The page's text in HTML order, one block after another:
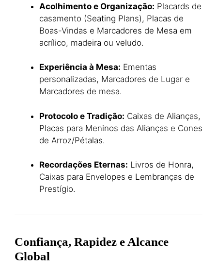
Acolhimento e Organização: Placards de
casamento (Seating Plans), Placas de
Boas-Vindas e Marcadores de Mesa em
acrílico, madeira ou veludo.
Experiência à Mesa: Ementas
personalizadas, Marcadores de Lugar e
Marcadores de mesa.
Protocolo e Tradição: Caixas de Alianças,
Placas para Meninos das Alianças e Cones
de Arroz/Pétalas.
Recordações Eternas: Livros de Honra,
Caixas para Envelopes e Lembranças de
Prestígio.
Confiança, Rapidez e Alcance
Global